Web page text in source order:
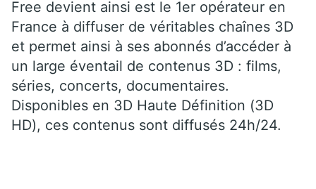
Free devient ainsi est le 1er opérateur en
France à diffuser de véritables chaînes 3D
et permet ainsi à ses abonnés d’accéder à
un large éventail de contenus 3D : films,
séries, concerts, documentaires.
Disponibles en 3D Haute Définition (3D
HD), ces contenus sont diffusés 24h/24.